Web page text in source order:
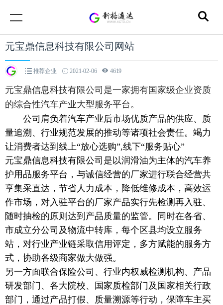
元宝鼎信息科技有限公司网站
推荐企业 2021-02-06 4619
元宝鼎信息科技有限公司是一家拥有国家级企业资质
的综合性汽车产业大型服务平台。
公司肩负着汽车产业后市场优质产品的供应、质
量追溯、行业规范发展的推动等诸项社会责任。竭力
让消费者达到线上“放心选购”,线下“服务贴心”
元宝鼎信息科技有限公司是以润滑油为主体的汽车养
护用品服务平台，与诚信经营的厂家进行联合经营共
享集采直达，节省人力成本，降低维修成本，高效运
作市场，对入驻平台的厂家产品实行先检测再入驻、
随时抽检的原则达到产品质量的监管。同时在各省、
市成立分公司及物流中转库，每个区县均设立服务
站，对行业产业链采取信用评定，多方赋能的服务方
式，协助各级商家做大做强。
另一方面联合保险公司、行业内权威检测机构、产品
研发部门、各大院校、国家质检部门及国家相关行政
部门，通过产品打假、质量溯源等行动，保障车主买